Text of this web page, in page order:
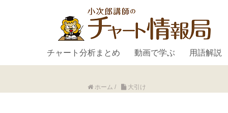
チャート分析まとめ 動画で学ぶ 用語解説
ホーム / 大引け